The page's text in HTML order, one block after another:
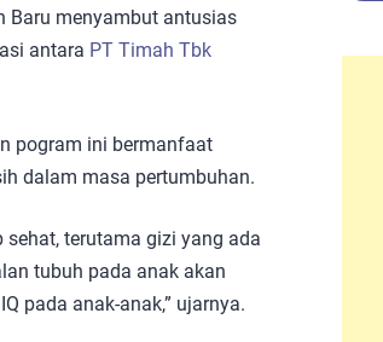
Baru menyambut antusias
antara PT Timah Tbk
pogram ini bermanfaat
dalam masa pertumbuhan.
terutama gizi yang ada
tubuh pada anak akan
pada anak-anak,” ujarnya.